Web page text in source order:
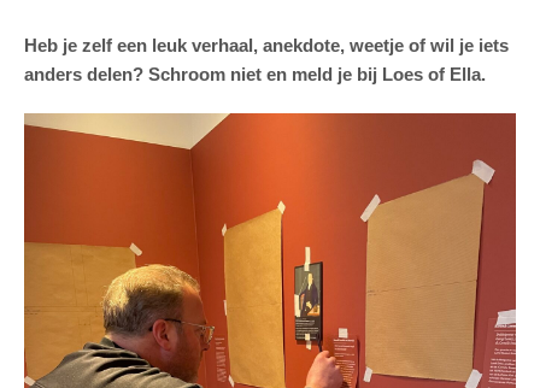
Heb je zelf een leuk verhaal, anekdote, weetje of wil je iets
anders delen? Schroom niet en meld je bij Loes of Ella.